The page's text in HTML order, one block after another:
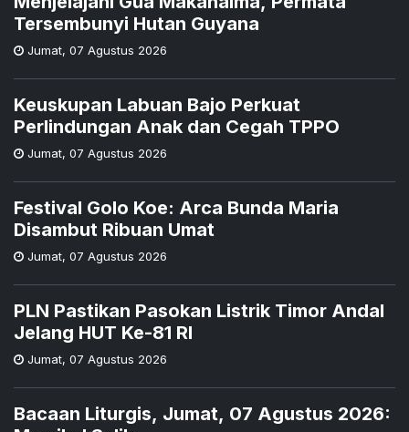
Tersembunyi Hutan Guyana
Jumat, 07 Agustus 2026
Keuskupan Labuan Bajo Perkuat
Perlindungan Anak dan Cegah TPPO
Jumat, 07 Agustus 2026
Festival Golo Koe: Arca Bunda Maria
Disambut Ribuan Umat
Jumat, 07 Agustus 2026
PLN Pastikan Pasokan Listrik Timor Andal
Jelang HUT Ke-81 RI
Jumat, 07 Agustus 2026
Bacaan Liturgis, Jumat, 07 Agustus 2026: